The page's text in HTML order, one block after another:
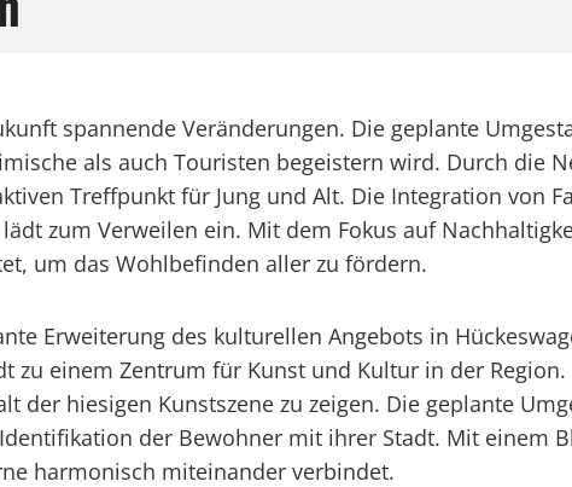
spannende Veränderungen. Die geplante
als auch Touristen begeistern wird. Durch die
Treffpunkt für Jung und Alt. Die Integration von
zum Verweilen ein. Mit dem Fokus auf
um das Wohlbefinden aller zu fördern.
Erweiterung des kulturellen Angebots in
einem Zentrum für Kunst und Kultur in der
der hiesigen Kunstszene zu zeigen. Die geplante
der Bewohner mit ihrer Stadt. Mit einem
harmonisch miteinander verbindet.